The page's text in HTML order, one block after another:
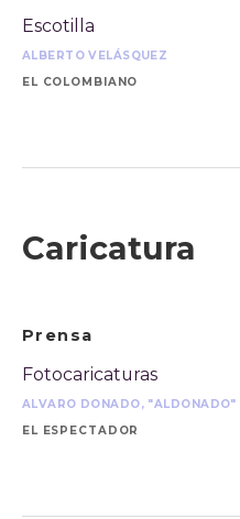
Escotilla
ALBERTO VELÁSQUEZ
EL COLOMBIANO
Caricatura
Prensa
Fotocaricaturas
ALVARO DONADO, "ALDONADO"
EL ESPECTADOR